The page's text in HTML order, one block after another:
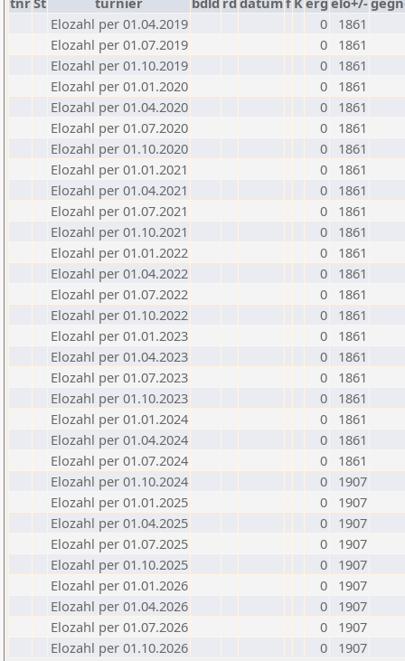
Elozahl per 01.04.2019
0
1861
Elozahl per 01.07.2019
0
1861
Elozahl per 01.10.2019
0
1861
Elozahl per 01.01.2020
0
1861
Elozahl per 01.04.2020
0
1861
Elozahl per 01.07.2020
0
1861
Elozahl per 01.10.2020
0
1861
Elozahl per 01.01.2021
0
1861
Elozahl per 01.04.2021
0
1861
Elozahl per 01.07.2021
0
1861
Elozahl per 01.10.2021
0
1861
Elozahl per 01.01.2022
0
1861
Elozahl per 01.04.2022
0
1861
Elozahl per 01.07.2022
0
1861
Elozahl per 01.10.2022
0
1861
Elozahl per 01.01.2023
0
1861
Elozahl per 01.04.2023
0
1861
Elozahl per 01.07.2023
0
1861
Elozahl per 01.10.2023
0
1861
Elozahl per 01.01.2024
0
1861
Elozahl per 01.04.2024
0
1861
Elozahl per 01.07.2024
0
1861
Elozahl per 01.10.2024
0
1907
Elozahl per 01.01.2025
0
1907
Elozahl per 01.04.2025
0
1907
Elozahl per 01.07.2025
0
1907
Elozahl per 01.10.2025
0
1907
Elozahl per 01.01.2026
0
1907
Elozahl per 01.04.2026
0
1907
Elozahl per 01.07.2026
0
1907
Elozahl per 01.10.2026
0 1907